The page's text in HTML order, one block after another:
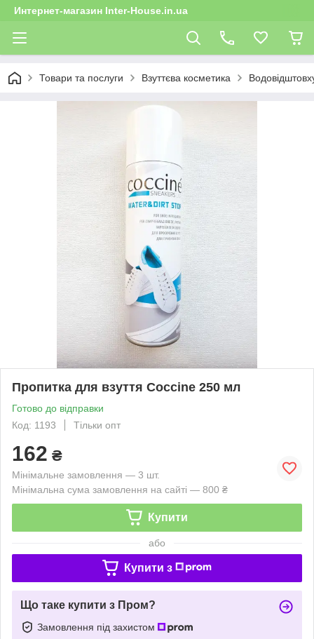
Интернет-магазин Inter-House.in.ua
Товари та послуги Взуттєва косметика
Пропитка для взуття Coccine 250 мл
Готово до відправки
Код: 1193
Тільки опт
162 ₴
Мінімальне замовлення — 3 шт.
Мінімальна сума замовлення на сайті — 800 ₴
Купити
або
Купити з
Що таке купити з Пром?
Замовлення під захистом